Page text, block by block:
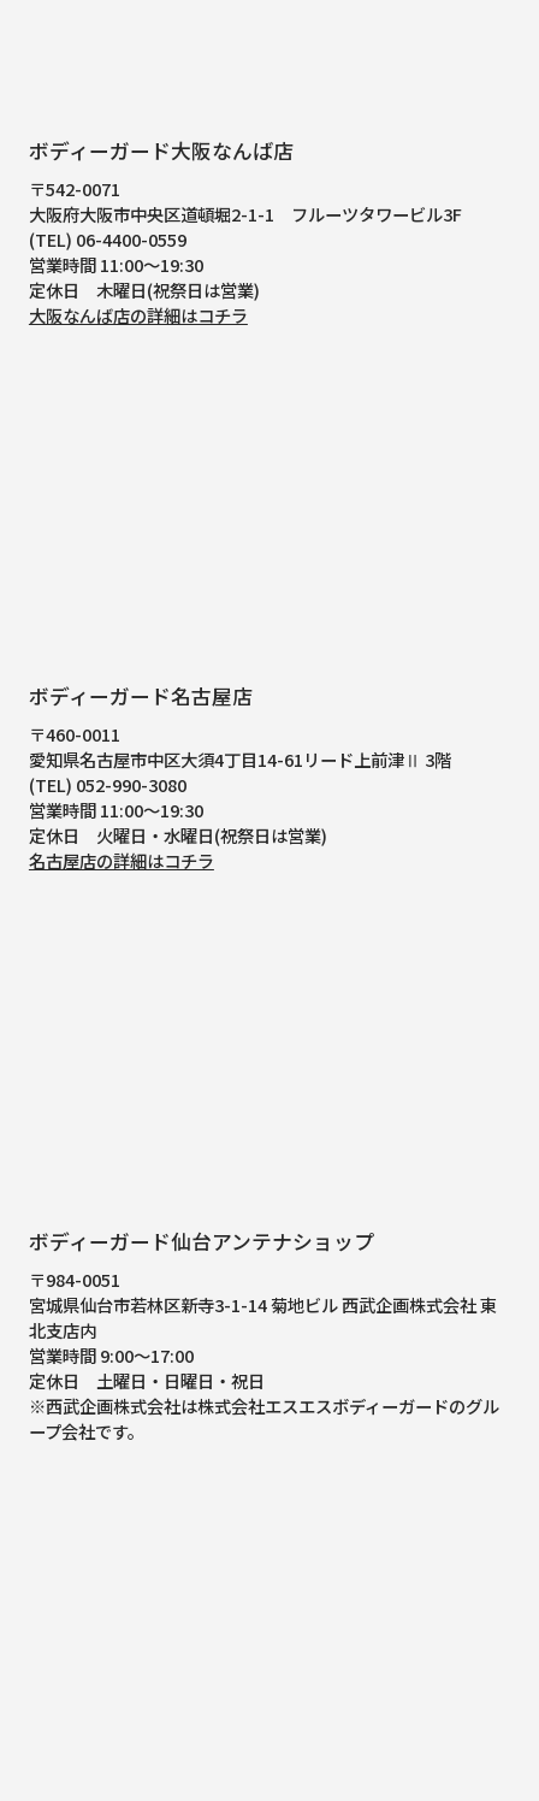
ボディーガード大阪なんば店
〒542-0071
大阪府大阪市中央区道頓堀2-1-1
フルーツタワービル3F
(TEL) 06-4400-0559
営業時間 11:00～19:30
定休日 木曜日(祝祭日は営業)
大阪なんば店の詳細はコチラ
ボディーガード名古屋店
〒460-0011
愛知県名古屋市中区大須4丁目14-61リード上前津Ⅱ 3階
(TEL) 052-990-3080
営業時間 11:00～19:30
定休日 火曜日・水曜日(祝祭日は営業)
名古屋店の詳細はコチラ
ボディーガード仙台アンテナショップ
〒984-0051
宮城県仙台市若林区新寺3-1-14 菊地ビル 西武企画株式会社 東
北支店内
営業時間 9:00～17:00
定休日 土曜日・日曜日・祝日
※西武企画株式会社は株式会社エスエスボディーガードのグル
ープ会社です。